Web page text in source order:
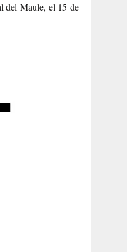
del Maule, el 15 de